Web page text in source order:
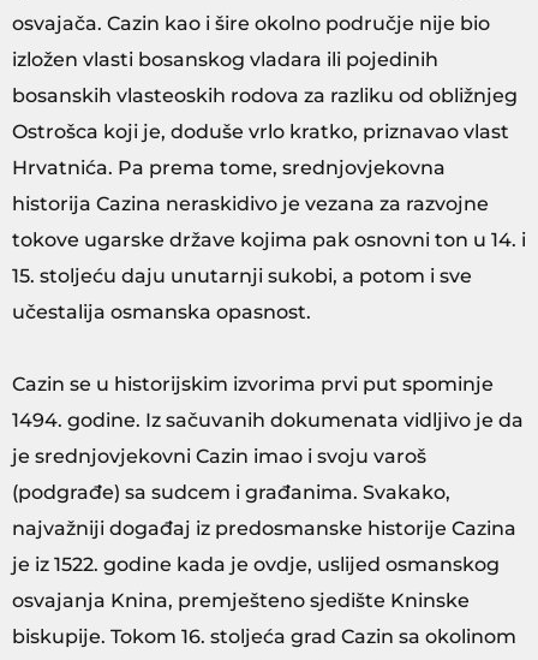
osvajača. Cazin kao i šire okolno područje nije bio
izložen vlasti bosanskog vladara ili pojedinih
bosanskih vlasteoskih rodova za razliku od obližnjeg
Ostrošca koji je, doduše vrlo kratko, priznavao vlast
Hrvatnića. Pa prema tome, srednjovjekovna
historija Cazina neraskidivo je vezana za razvojne
tokove ugarske države kojima pak osnovni ton u 14. i
15. stoljeću daju unutarnji sukobi, a potom i sve
učestalija osmanska opasnost.
Cazin se u historijskim izvorima prvi put spominje
1494. godine. Iz sačuvanih dokumenata vidljivo je da
je srednjovjekovni Cazin imao i svoju varoš
(podgrađe) sa sudcem i građanima. Svakako,
najvažniji događaj iz predosmanske historije Cazina
je iz 1522. godine kada je ovdje, uslijed osmanskog
osvajanja Knina, premješteno sjedište Kninske
biskupije. Tokom 16. stoljeća grad Cazin sa okolinom